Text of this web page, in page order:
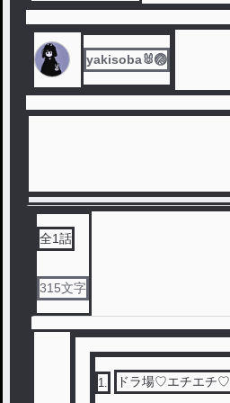
yakisoba🐰🏐
全1話
315文字
1 ドラ場♡エチエチ♡